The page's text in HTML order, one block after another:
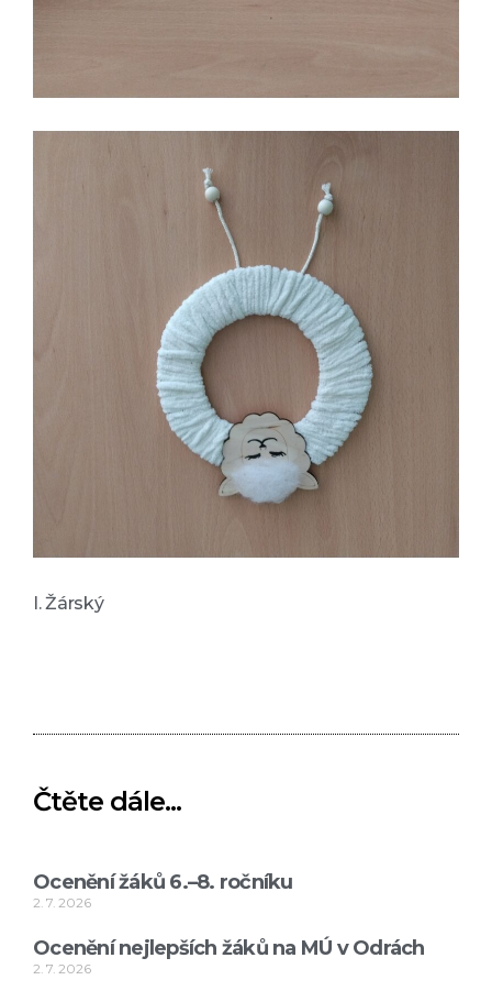
I. Žárský
Čtěte dále...
Ocenění žáků 6.–8. ročníku
2. 7. 2026
Ocenění nejlepších žáků na MÚ v Odrách
2. 7. 2026